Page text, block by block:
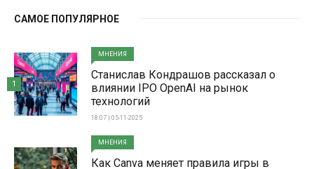
САМОЕ ПОПУЛЯРНОЕ
МНЕНИЯ
Станислав Кондрашов рассказал о
влиянии IPO OpenAI на рынок
технологий
18:07 | 05-11-2025
1
МНЕНИЯ
Как Canva меняет правила игры в